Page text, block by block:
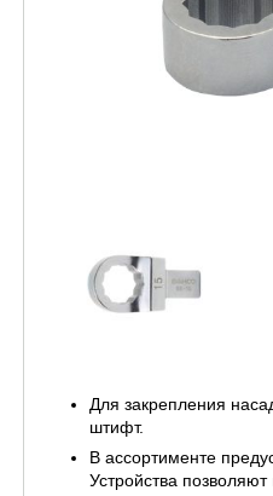
Для закрепления
штифт.
В ассортименте
Устройства